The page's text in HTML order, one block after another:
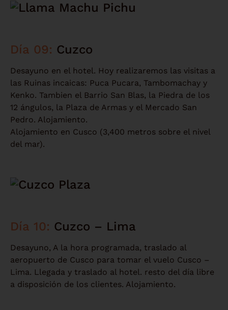
Día 09: Cuzco
Desayuno en el hotel. Hoy realizaremos las visitas a
las Ruinas incaicas: Puca Pucara, Tambomachay y
Kenko. Tambien el Barrio San Blas, la Piedra de los
12 ángulos, la Plaza de Armas y el Mercado San
Pedro. Alojamiento.
Alojamiento en Cusco (3,400 metros sobre el nivel
del mar).
Día 10: Cuzco – Lima
Desayuno, A la hora programada, traslado al
aeropuerto de Cusco para tomar el vuelo Cusco –
Lima. Llegada y traslado al hotel. resto del día libre
a disposición de los clientes. Alojamiento.